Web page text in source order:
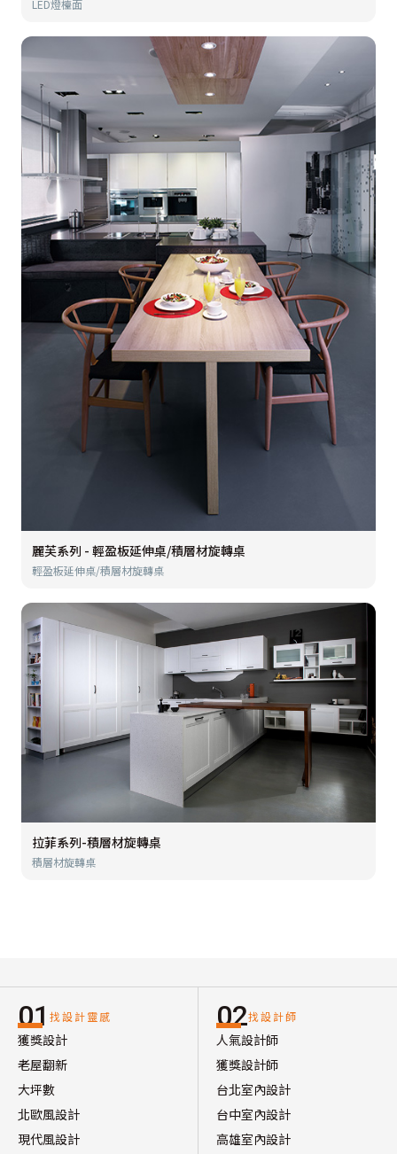
LED燈檯面
麗芙系列 - 輕盈板延伸桌/積層材旋轉桌
輕盈板延伸桌/積層材旋轉桌
拉菲系列-積層材旋轉桌
積層材旋轉桌
01 找設計靈感
獲獎設計
老屋翻新
大坪數
北歐風設計
現代風設計
02找設計師
人氣設計師
獲獎設計師
台北室內設計
台中室內設計
高雄室內設計